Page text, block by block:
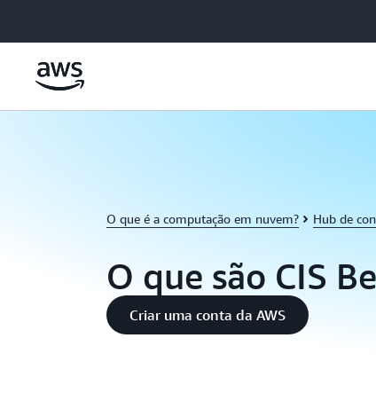
O que é a computação em nuvem? Hub de
O que são CIS
Criar uma conta da AWS